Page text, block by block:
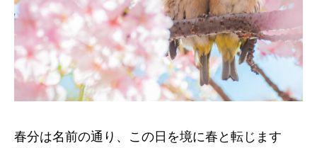
春分は名前の通り、この日を境に春と転じます